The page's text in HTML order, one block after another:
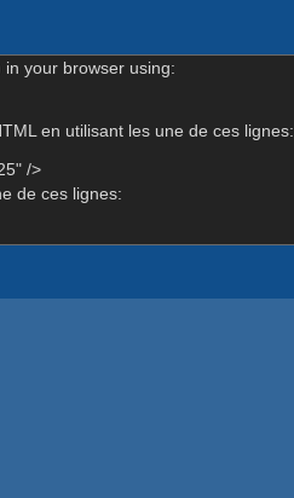
your browser using:
en utilisant les une de ces lignes:
/>
de ces lignes: